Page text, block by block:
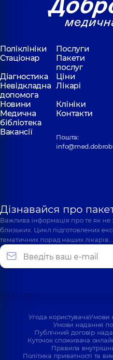
Поліклініки
Послуги
Стаціонар
Пакети
послуг
Діагностика
Ціни
Невідкладна
допомога
Лікарі
Новини
Клініки
Медична
бібліотека
Контакти
Вакансії
Пошта:
Дізнавайся про
Важлива інформація про те як не
близьких. Цикл підготовлених
тематичних порад наших лікарів…
Угода користувачаУмови
Умови надання
Публічний договір
Куточок споживача
Правила
Політика приватності та